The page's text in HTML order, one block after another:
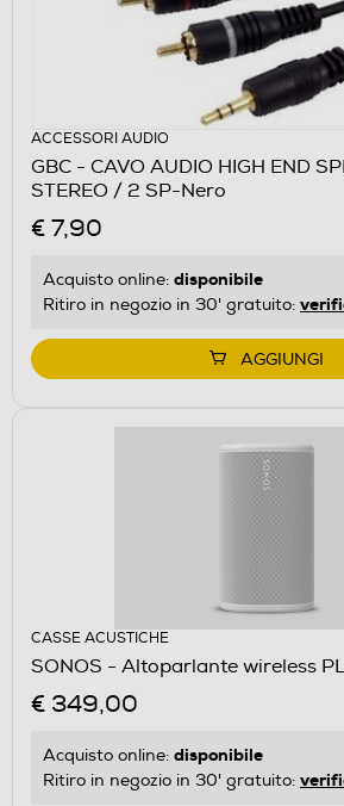
ACCESSORI AUDIO
GBC - CAVO AUDIO HIGH END
STEREO / 2 SP-Nero
€ 7,90
Acquisto online: disponibile
Ritiro in negozio in 30' gratuito:
AGGIUNGI
CASSE ACUSTICHE
SONOS - Altoparlante wireless
€ 349,00
Acquisto online: disponibile
Ritiro in negozio in 30' gratuito: